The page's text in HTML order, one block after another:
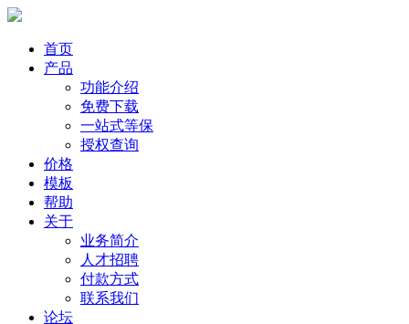
首页
产品
功能介绍
免费下载
一站式等保
授权查询
价格
模板
帮助
关于
业务简介
人才招聘
付款方式
联系我们
论坛